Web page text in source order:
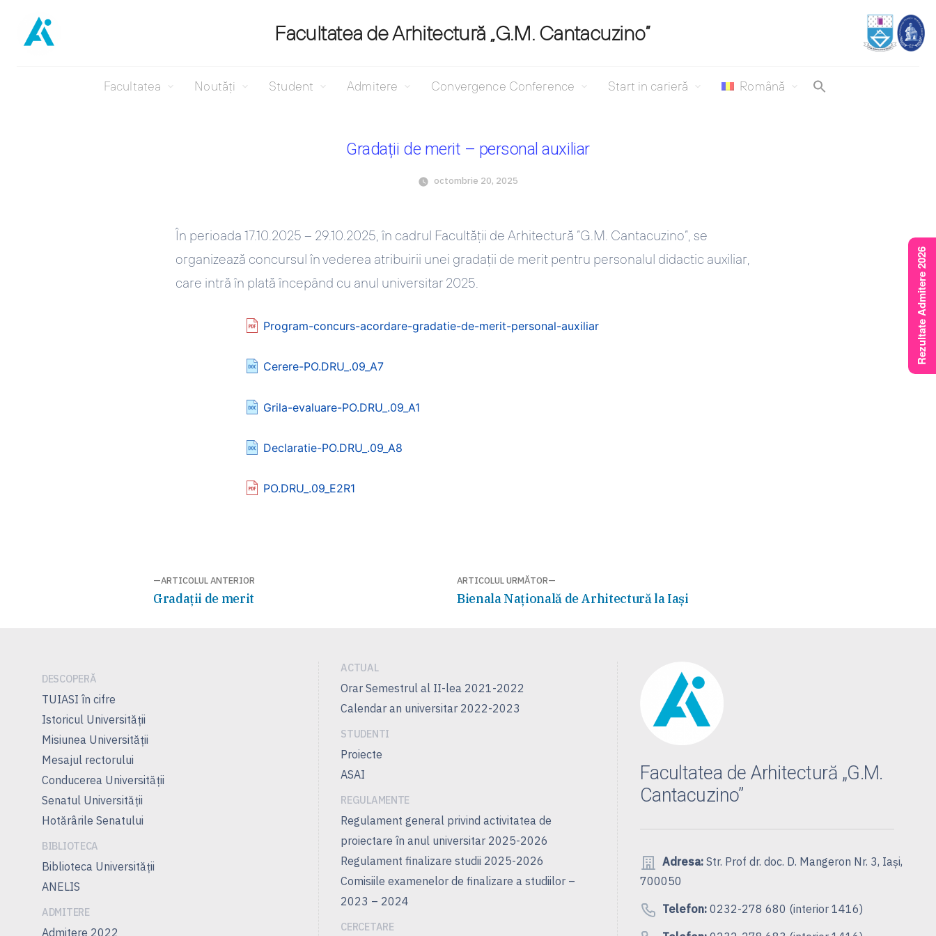
Facultatea de Arhitectură „G.M. Cantacuzino”
Facultatea Noutăți Student Admitere Convergence Conference Start in carieră Română
Gradații de merit – personal auxiliar
octombrie 20, 2025
În perioada 17.10.2025 – 29.10.2025, în cadrul Facultății de Arhitectură ”G.M. Cantacuzino”, se
organizează concursul în vederea atribuirii unei gradații de merit pentru personalul didactic auxiliar,
care intră în plată începând cu anul universitar 2025.
Program-concurs-acordare-gradatie-de-merit-personal-auxiliar
Cerere-PO.DRU_.09_A7
Grila-evaluare-PO.DRU_.09_A1
Declaratie-PO.DRU_.09_A8
PO.DRU_.09_E2R1
ARTICOLUL ANTERIOR
Articolul
Gradații de merit
ARTICOLUL URMĂTOR
Articolul
Bienala Națională de Arhitectură la Iași
DESCOPERĂ
TUIASI în cifre
Istoricul Universităţii
Misiunea Universităţii
Mesajul rectorului
Conducerea Universităţii
Senatul Universității
Hotărârile Senatului
BIBLIOTECA
Biblioteca Universității
ANELIS
ADMITERE
Admitere 2022
ACTUAL
Orar Semestrul al II-lea 2021-2022
Calendar an universitar 2022-2023
STUDENTI
Proiecte
ASAI
REGULAMENTE
Regulament general privind activitatea de
proiectare în anul universitar 2025-2026
Regulament finalizare studii 2025-2026
Comisiile examenelor de finalizare a studiilor –
2023 – 2024
CERCETARE
Facultatea de Arhitectură „G.M.
Cantacuzino”
Adresa:Str. Prof dr. doc. D. Mangeron Nr. 3, Iași,
700050
Telefon:0232-278 680 (interior 1416)
Rezultate Admitere 2026